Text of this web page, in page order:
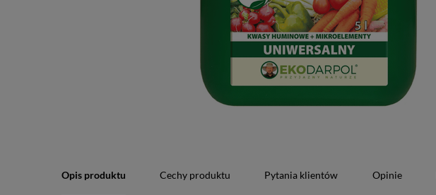
Opis produktu Cechy produktu Pytania klientów Opinie